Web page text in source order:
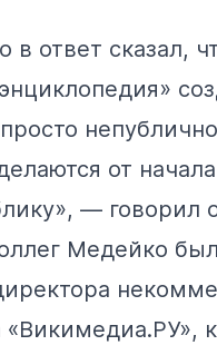
ответ сказал,
от
— говорил
Медейко был
«Викимедиа.РУ»,